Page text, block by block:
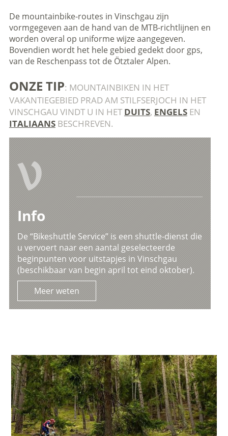
De mountainbike-routes in Vinschgau zijn
vormgegeven aan de hand van de MTB-richtlijnen en
worden overal op uniforme wijze aangegeven.
Bovendien wordt het hele gebied gedekt door gps,
van de Reschenpass tot de Ötztaler Alpen.
ONZE TIP: MOUNTAINBIKEN IN HET
VAKANTIEGEBIED PRAD AM STILFSERJOCH IN HET
VINSCHGAU VINDT U IN HETDUITS, ENGELSEN
ITALIAANSBESCHREVEN.
V
Info
De “Bikeshuttle Service” is een shuttle-dienst die
u vervoert naar een aantal geselecteerde
beginpunten voor uitstapjes in Vinschgau
(beschikbaar van begin april tot eind oktober).
Meer weten